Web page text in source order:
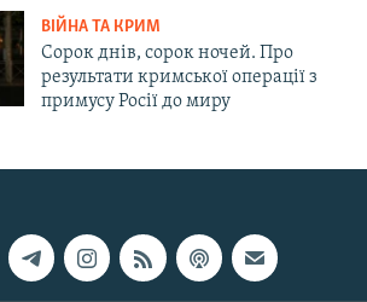
ВІЙНА ТА КРИМ
Сорок днів, сорок ночей. Про
результати кримської операції з
примусу Росії до миру